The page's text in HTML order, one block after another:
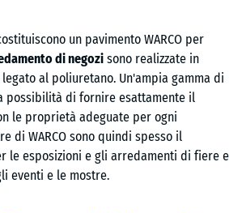
un pavimento WARCO per
di negozi sono realizzate in
al poliuretano. Un'ampia gamma di
possibilità di fornire esattamente il
le proprietà adeguate per ogni
di WARCO sono quindi spesso il
le esposizioni e gli arredamenti di fiere e
eventi e le mostre.